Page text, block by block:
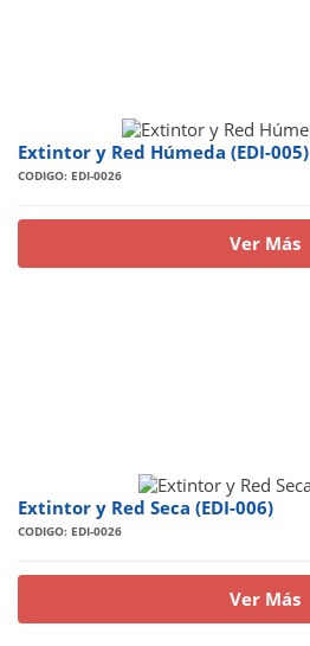
Extintor y Red Húmeda (EDI-005)
CODIGO: EDI-0026
Ver Más
Extintor y Red Seca (EDI-006)
CODIGO: EDI-0026
Ver Más